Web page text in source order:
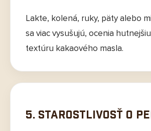
Lakte, kolená, ruky, päty alebo
sa viac vysušujú, ocenia
textúru kakaového masla.
5. Starostlivosť o